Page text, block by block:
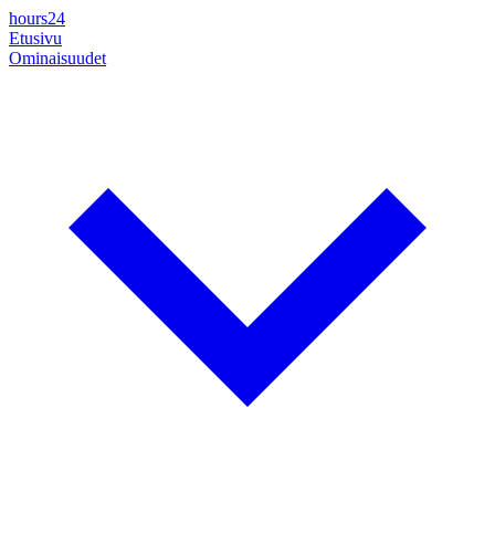
hours24
Etusivu
Ominaisuudet